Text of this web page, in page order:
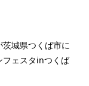
城県つくば市に
フェスタinつくば